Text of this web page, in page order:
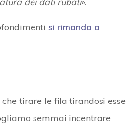
dei dati rubati».
si rimanda a
che tirare le fila tirandosi esse
semmai incentrare